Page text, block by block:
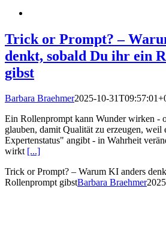
Trick or Prompt? –
denkt, sobald Du ihr ein
gibst
Barbara Braehmer2025-10-
Ein Rollenprompt kann Wunder wirken -
glauben, damit Qualität zu erzeugen, weil
Expertenstatus" angibt - in Wahrheit
wirkt [...]
Trick or Prompt? – Warum KI anders
Rollenprompt gibstBarbara Braehmer